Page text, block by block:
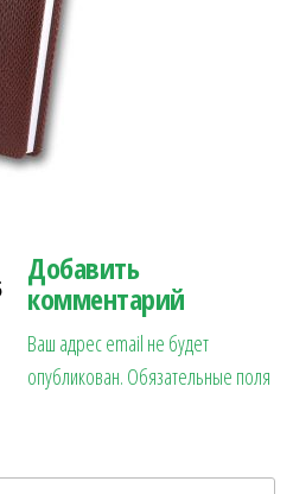
Добавить
комментарий
Ваш адрес email не будет
опубликован. Обязательные поля